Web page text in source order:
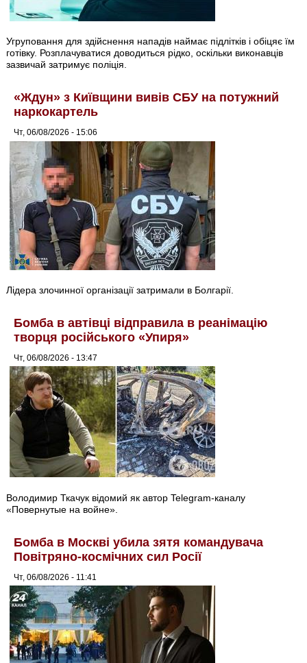
Угруповання для здійснення нападів наймає підлітків і обіцяє їм
готівку. Розплачуватися доводиться рідко, оскільки виконавців
зазвичай затримує поліція.
«Ждун» з Київщини вивів СБУ на потужний
наркокартель
Чт, 06/08/2026 - 15:06
Лідера злочинної організації затримали в Болгарії.
Бомба в автівці відправила в реанімацію
творця російського «Упиря»
Чт, 06/08/2026 - 13:47
Володимир Ткачук відомий як автор Telegram-каналу
«Повернутые на войне».
Бомба в Москві убила зятя командувача
Повітряно-космічних сил Росії
Чт, 06/08/2026 - 11:41